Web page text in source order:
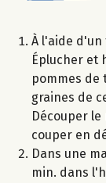
À l'aide
Éplucher et
pommes de
graines de
Découper
couper en
Dans une
min. dans